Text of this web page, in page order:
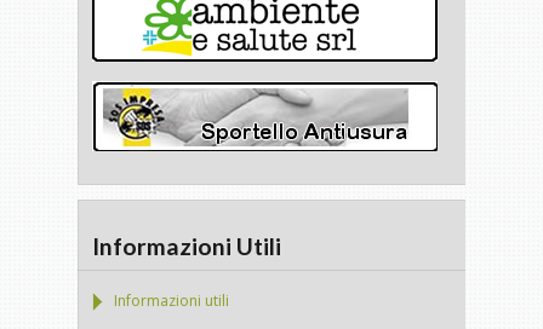
Informazioni Utili
Informazioni utili